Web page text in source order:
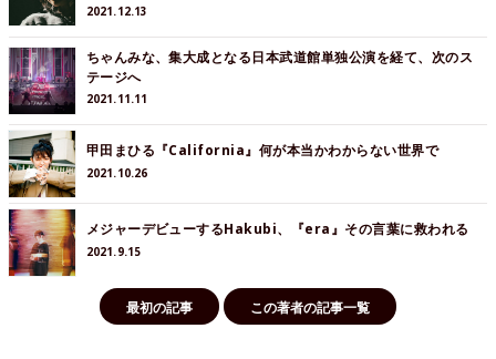
2021.12.13
ちゃんみな、集大成となる日本武道館単独公演を経て、次のス
テージへ
2021.11.11
甲田まひる『California』何が本当かわからない世界で
2021.10.26
メジャーデビューするHakubi、『era』その言葉に救われる
2021.9.15
最初の記事 この著者の記事一覧